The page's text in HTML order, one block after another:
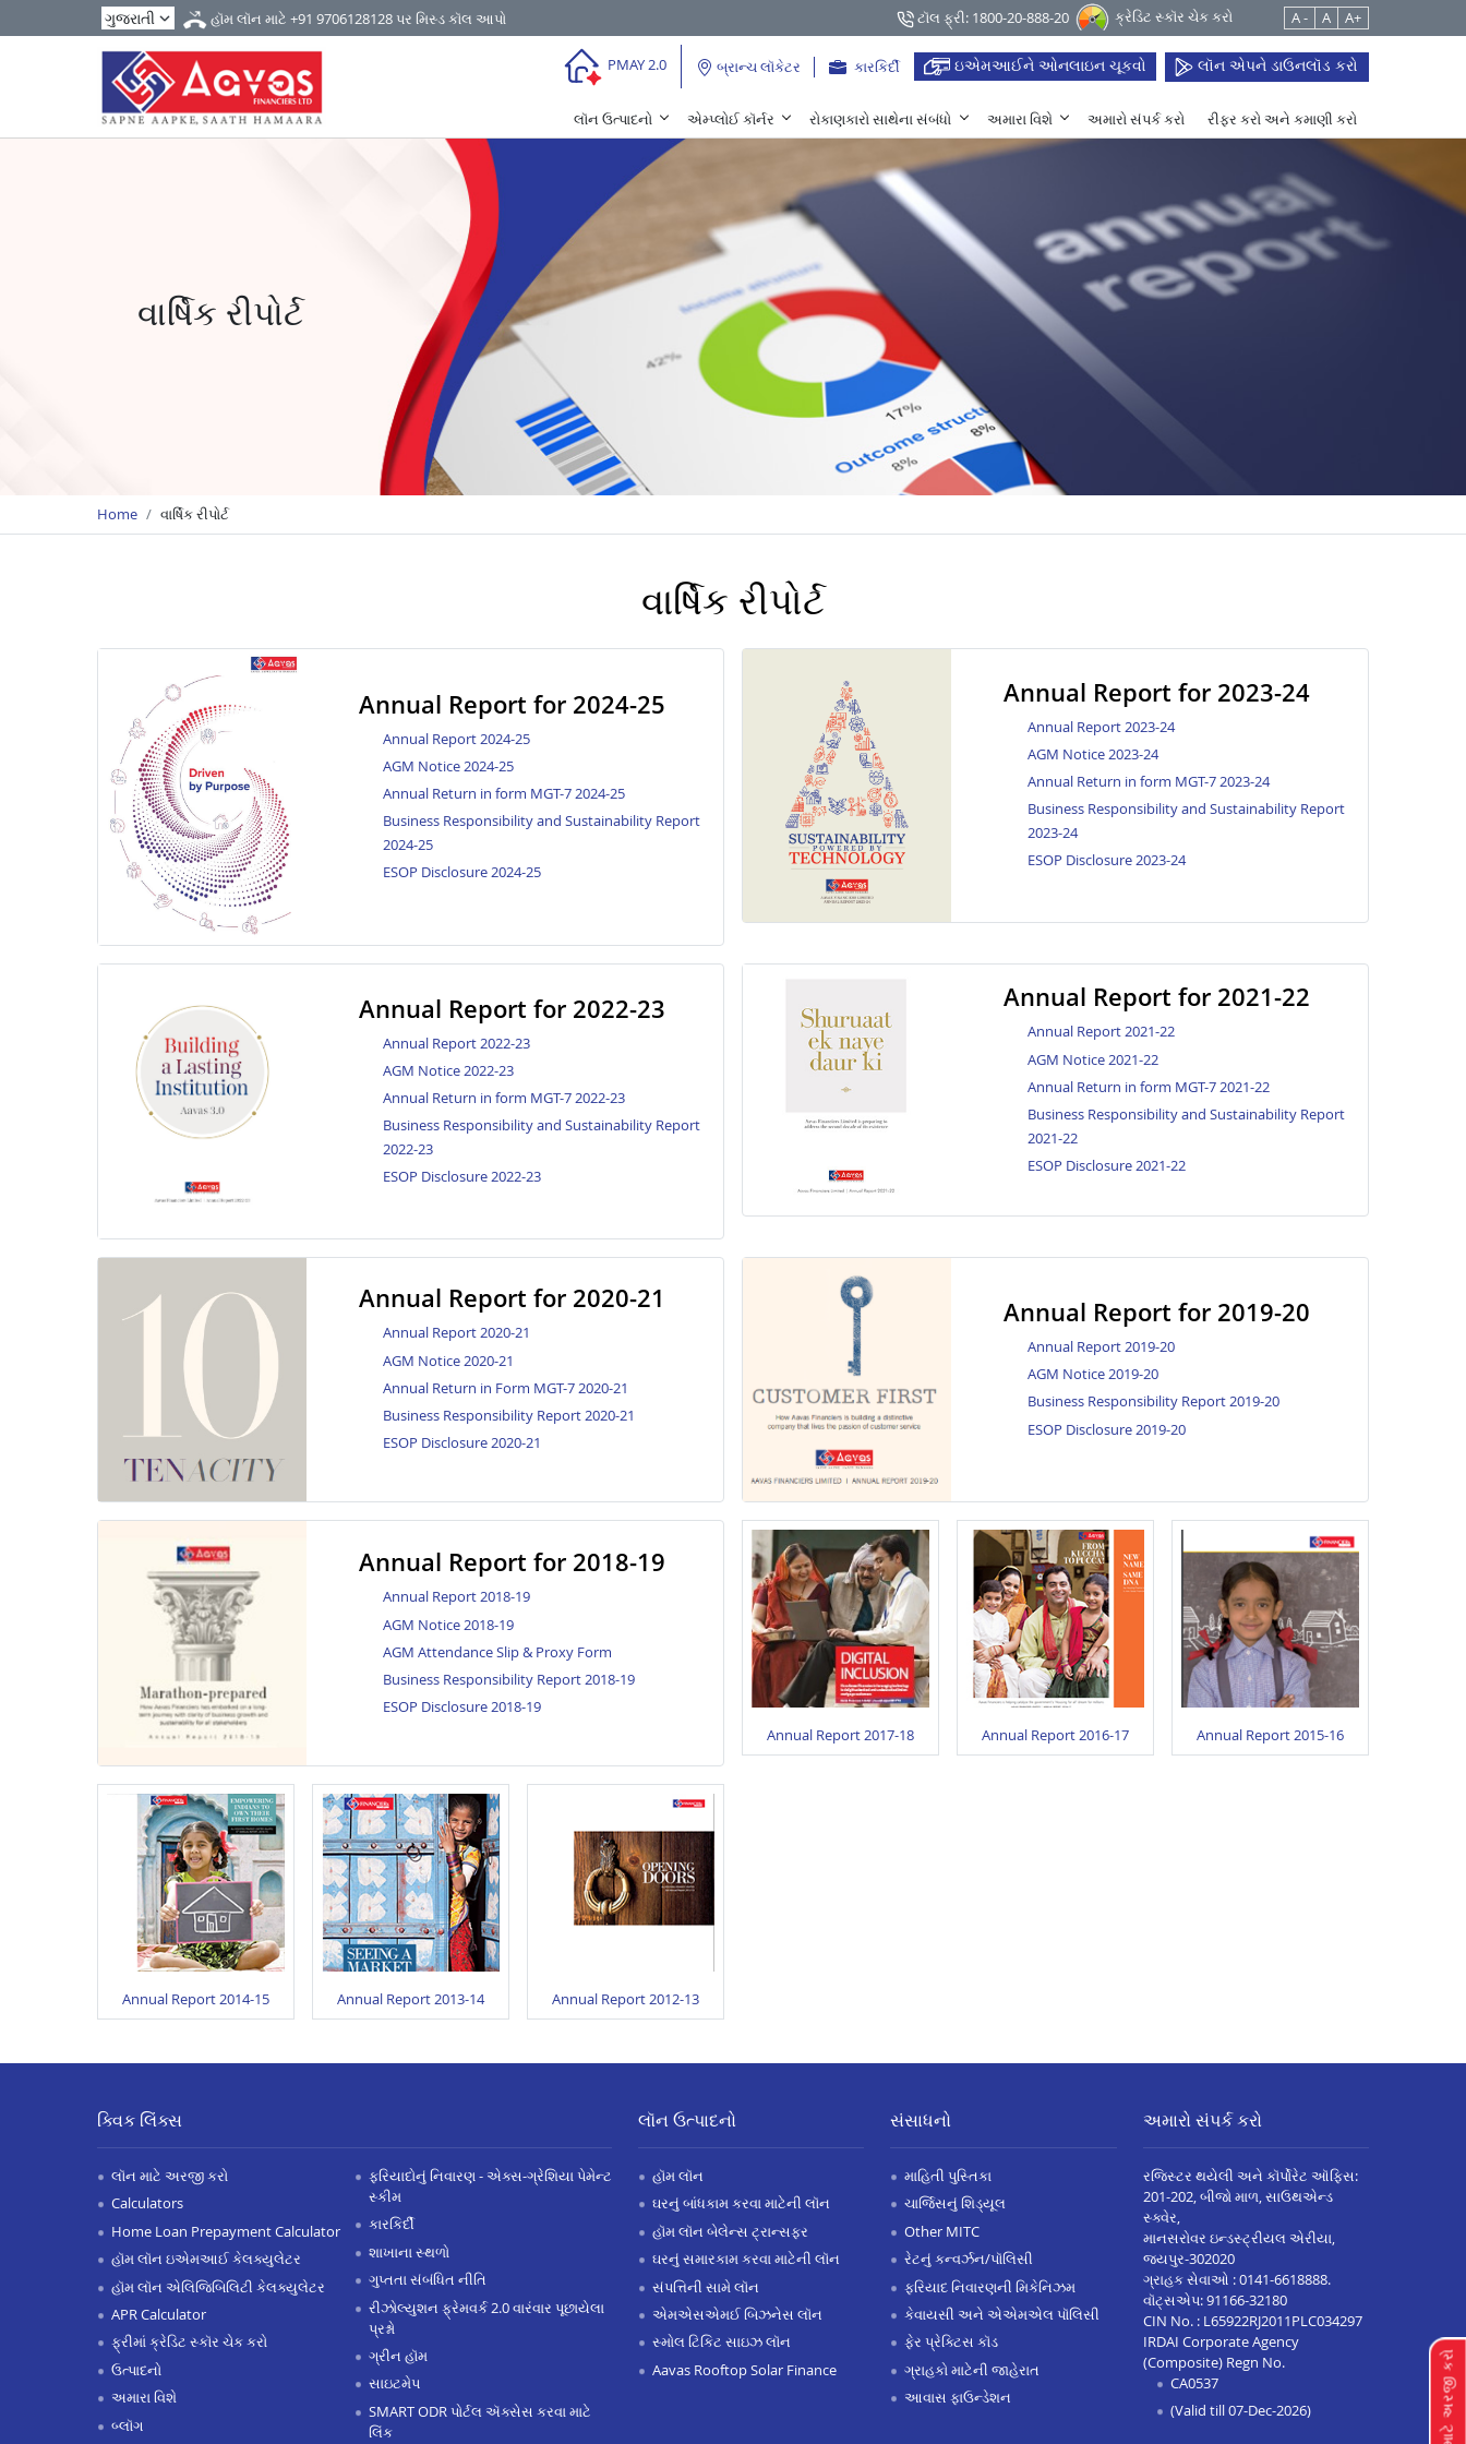
હૉમ લૉન માટે +91 9706128128પર મિસ્ડ કૉલ આપો ટૉલ ફ્રી: 1800-20-888-20 ક્રેડિટ સ્કૉર ચેક કરો A - A A+
PMAY 2.0 બ્રાન્ચ લૉકેટર કારકિર્દી ઇએમઆઈને ઓનલાઇન ચૂકવો લૉન એપને ડાઉનલૉડ કરો
લૉન ઉત્પાદનો એમ્પ્લોઈ કૉર્નર રોકાણકારો સાથેના સંબંધો અમારા વિશે અમારો સંપર્ક કરો રીફર કરો અને કમાણી કરો
વાર્ષિક રીપોર્ટ
Home વાર્ષિક રીપોર્ટ
વાર્ષિક રીપોર્ટ
Annual Report for 2024-25
Annual Report 2024-25
AGM Notice 2024-25
Annual Return in form MGT-7 2024-25
Business Responsibility and Sustainability Report
2024-25
ESOP Disclosure 2024-25
Annual Report for 2023-24
Annual Report 2023-24
AGM Notice 2023-24
Annual Return in form MGT-7 2023-24
Business Responsibility and Sustainability Report
2023-24
ESOP Disclosure 2023-24
Annual Report for 2022-23
Annual Report 2022-23
AGM Notice 2022-23
Annual Return in form MGT-7 2022-23
Business Responsibility and Sustainability Report
2022-23
ESOP Disclosure 2022-23
Annual Report for 2021-22
Annual Report 2021-22
AGM Notice 2021-22
Annual Return in form MGT-7 2021-22
Business Responsibility and Sustainability Report
2021-22
ESOP Disclosure 2021-22
Annual Report for 2020-21
Annual Report 2020-21
AGM Notice 2020-21
Annual Return in Form MGT-7 2020-21
Business Responsibility Report 2020-21
ESOP Disclosure 2020-21
Annual Report for 2019-20
Annual Report 2019-20
AGM Notice 2019-20
Business Responsibility Report 2019-20
ESOP Disclosure 2019-20
Annual Report for 2018-19
Annual Report 2018-19
AGM Notice 2018-19
AGM Attendance Slip & Proxy Form
Business Responsibility Report 2018-19
ESOP Disclosure 2018-19
Annual Report 2017-18
Annual Report 2016-17 Annual Report 2015-16
Annual Report 2014-15 Annual Report 2013-14 Annual Report 2012-13
લૉન માટે અરજી કરો
ક્વિક લિંક્સ
લૉન માટે અરજી કરો
Calculators
Home Loan Prepayment Calculator
હૉમ લૉન ઇએમઆઈ કેલક્યુલેટર
હૉમ લૉન એલિજિબિલિટી કેલક્યુલેટર
APR Calculator
ફ્રીમાં ક્રેડિટ સ્કૉર ચેક કરો
ઉત્પાદનો
અમારા વિશે
બ્લૉગ
ફરિયાદોનું નિવારણ - એક્સ-ગ્રેશિયા પેમેન્ટ
સ્કીમ
કારકિર્દી
શાખાના સ્થળો
ગુપ્તતા સંબંધિત નીતિ
રીઝોલ્યુશન ફ્રેમવર્ક 2.0 વારંવાર પૂછાયેલા
પ્રશ્નો
ગ્રીન હૉમ
સાઇટમેપ
SMART ODR પોર્ટલ ઍક્સેસ કરવા માટે
લિંક
લૉન ઉત્પાદનો
હૉમ લૉન
ઘરનું બાંધકામ કરવા માટેની લૉન
હૉમ લૉન બેલેન્સ ટ્રાન્સફર
ઘરનું સમારકામ કરવા માટેની લૉન
સંપત્તિની સામે લૉન
એમએસએમઈ બિઝનેસ લૉન
સ્મોલ ટિકિટ સાઇઝ લૉન
Aavas Rooftop Solar Finance
સંસાધનો
માહિતી પુસ્તિકા
ચાર્જિસનું શિડ્યૂલ
Other MITC
રેટનું કન્વર્ઝન/પૉલિસી
ફરિયાદ નિવારણની મિકેનિઝમ
કેવાયસી અને એએમએલ પૉલિસી
ફેર પ્રેક્ટિસ કૉડ
ગ્રાહકો માટેની જાહેરાત
આવાસ ફાઉન્ડેશન
અમારો સંપર્ક કરો
રજિસ્ટર થયેલી અને કૉર્પોરેટ ઑફિસ:
201-202, બીજો માળ, સાઉથએન્ડ
સ્ક્વેર,
માનસરોવર ઇન્ડસ્ટ્રીયલ એરીયા,
જયપુર-302020
ગ્રાહક સેવાઓ :0141-6618888.
વૉટ્સએપ:91166-32180
CIN No. : L65922RJ2011PLC034297
IRDAI Corporate Agency
(Composite) Regn No.
CA0537
(Valid till 07-Dec-2026)